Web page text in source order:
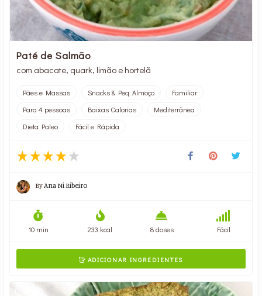
Paté de Salmão
com abacate, quark, limão e hortelã
Pães e Massas Snacks & Peq. Almoço
Familiar
Para 4 pessoas
Baixas Calorias
Mediterrânea
Dieta Paleo
Fácil e Rápida
By Ana Ni Ribeiro
10 min 233 kcal 8 doses Fácil
ADICIONAR INGREDIENTES